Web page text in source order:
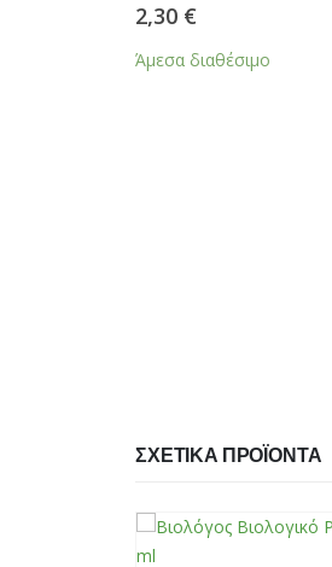
2,30 €
Άμεσα διαθέσιμο
ΣΧΕΤΙΚΆ ΠΡΟΪΌΝΤΑ